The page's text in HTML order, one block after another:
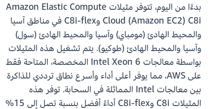
بدءًا من اليوم، تتوفر مثيلات Amazon Elastic Compute
Cloud (Amazon EC2) C8i وC8i-flex في مناطق آسيا
والمحيط الهادئ (مومباي) وآسيا والمحيط الهادئ (سول)
وآسيا والمحيط الهادئ (طوكيو). يتم تشغيل هذه المثيلات
بواسطة معالجات Intel Xeon 6 المخصصة، المتاحة فقط
على AWS، مما يوفر أعلى أداء وأسرع نطاق ترددي للذاكرة
بين معالجات Intel المماثلة في السحابة. توفر هذه
المثيلات C8i وC8i-flex أداءً أفضل بنسبة تصل إلى 15%